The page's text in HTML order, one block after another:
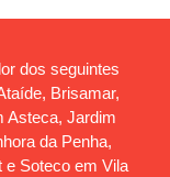
dos seguintes
Brisamar,
Asteca, Jardim
da Penha,
e Soteco em Vila